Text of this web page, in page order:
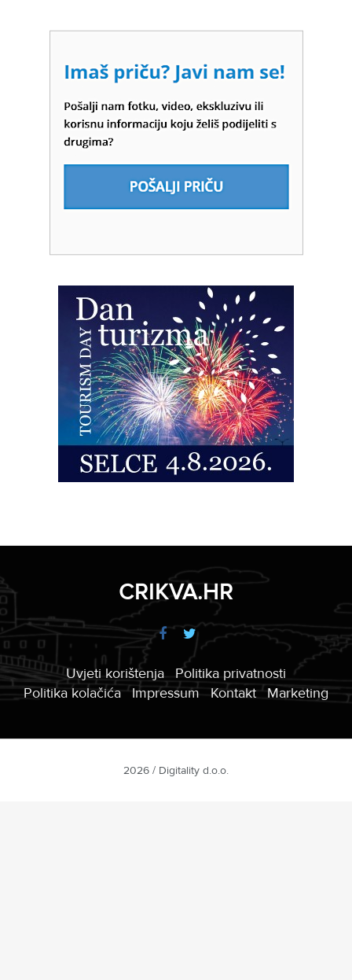
CRIKVA.HR
Uvjeti korištenja
Politika privatnosti
Politika kolačića
Impressum Kontakt Marketing
2026 / Digitality d.o.o.